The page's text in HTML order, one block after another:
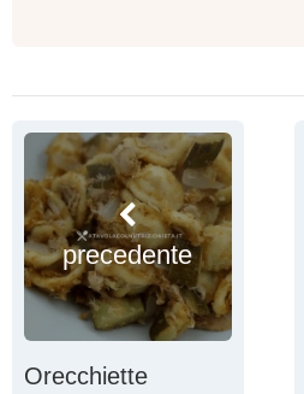
precedente
Orecchiette